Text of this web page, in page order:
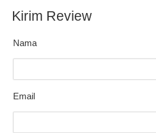
Kirim Review
Nama
Email